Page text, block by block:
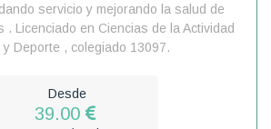
servicio y mejorando la salud de
. Licenciado en Ciencias de la Actividad
y Deporte , colegiado 13097.
Desde
39.00